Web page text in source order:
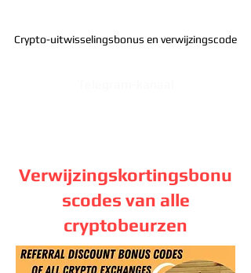
Crypto-uitwisselingsbonus en verwijzingscode
Verwijzingskortingsbonu
scodes van alle
cryptobeurzen